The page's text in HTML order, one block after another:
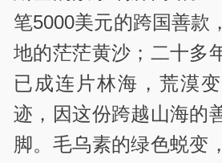
笔5000美元的跨国善款
地的茫茫黄沙；二十多
已成连片林海，荒漠
迹，因这份跨越山海的
脚。毛乌素的绿色蜕变